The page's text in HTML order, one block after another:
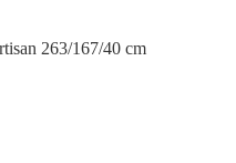
263/167/40 cm